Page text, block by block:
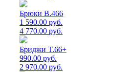
Брюки B.466
1 590.00 руб.
4 770.00 руб.
Бриджи T.66+
990.00 руб.
2 970.00 руб.